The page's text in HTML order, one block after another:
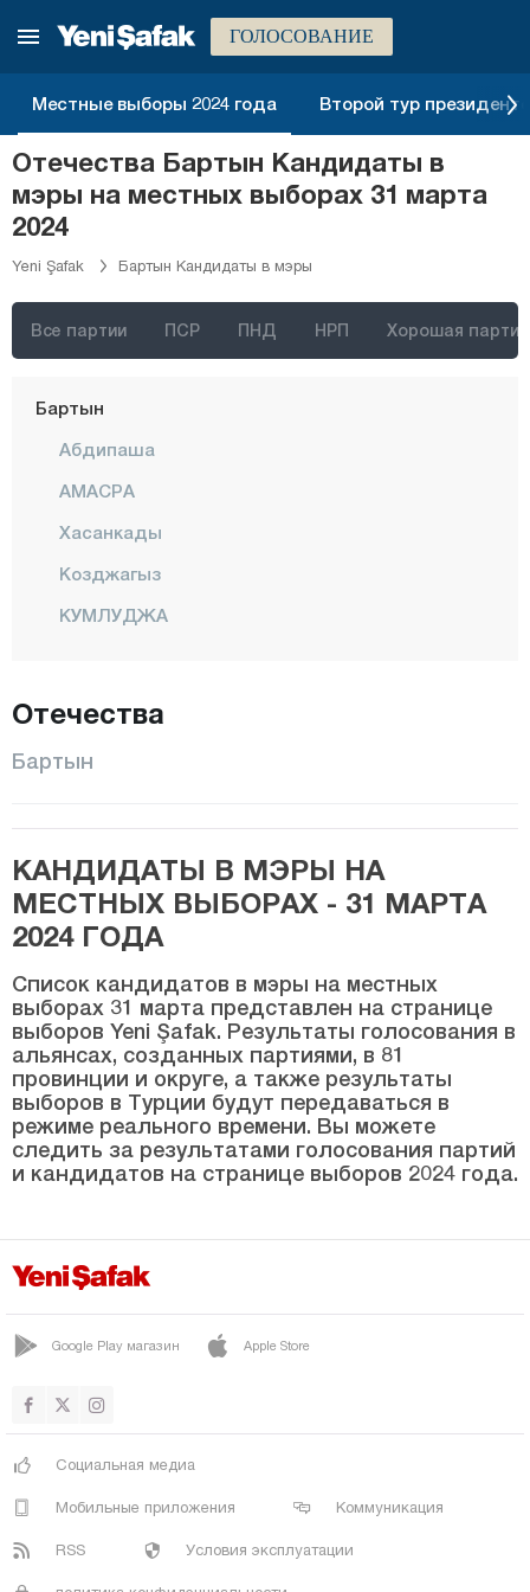
ГОЛОСОВАНИЕ
Местные выборы 2024 года Второй тур
Отечества Бартын Кандидаты в
мэры на местных выборах 31 марта
2024
Yeni Şafak Бартын Кандидаты в мэры
Все партии ПСР ПНД НРП Хорошая партия
Афьонкарахисар
Аксарай
Анталия
Ардахан
Артвин
Балыкесир
Бартын
Абдипаша
АМАСРА
Хасанкады
Козджагыз
КУМЛУДЖА
Батман
Биледжик
Бингёль
Битлис
Болу
Бурдур
Бурса
Чанаккале
Чанкыры
Денизли
Диярбакыр
Дюздже
Элязыг
Отечества
Бартын
КАНДИДАТЫ В МЭРЫ НА
МЕСТНЫХ ВЫБОРАХ - 31 МАРТА
2024 ГОДА
Список кандидатов в мэры на местных
выборах 31 марта представлен на странице
выборов Yeni Şafak. Результаты голосования в
альянсах, созданных партиями, в 81
провинции и округе, а также результаты
выборов в Турции будут передаваться в
режиме реального времени. Вы можете
следить за результатами голосования партий
и кандидатов на странице выборов 2024 года.
Google Play магазин Apple Store
Социальная медиа
Мобильные приложения Коммуникация
RSS Условия эксплуатации